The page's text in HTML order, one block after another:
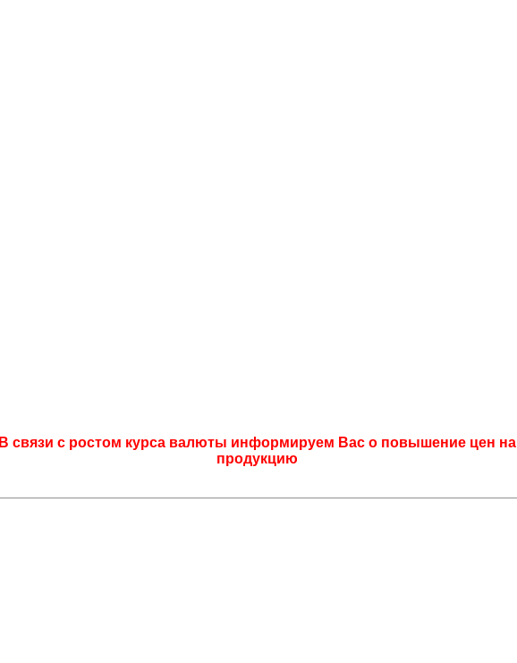
В связи с ростом курса валюты информируем Вас о повышение цен на
продукцию